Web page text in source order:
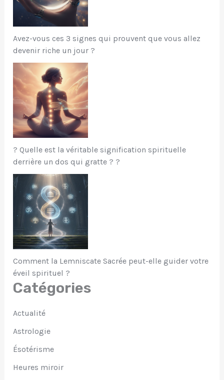
Avez-vous ces 3 signes qui prouvent que vous allez
devenir riche un jour ?
? Quelle est la véritable signification spirituelle
derrière un dos qui gratte ? ?
Comment la Lemniscate Sacrée peut-elle guider votre
éveil spirituel ?
Catégories
Actualité
Astrologie
Ésotérisme
Heures miroir